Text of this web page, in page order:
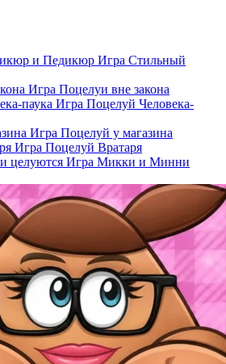
Игра Стильный
Игра Поцелуи вне закона
Игра Поцелуй Человека-
Игра Поцелуй у магазина
Игра Поцелуй Вратаря
Игра Микки и Минни